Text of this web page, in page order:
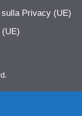
sulla Privacy (UE)